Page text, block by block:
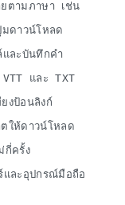
ตามภาษา เช่น
ดาวน์โหลด
ละบันทึกคำ
และ TXT
งป้อนลิงก์
ให้ดาวน์โหลด
กี่ครั้ง
และอุปกรณ์มือถือ